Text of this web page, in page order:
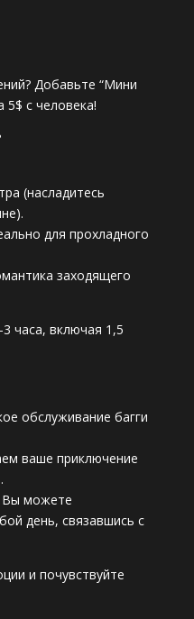
Добавьте “Мини
5$ с человека!
(насладитесь
для прохладного
заходящего
часа, включая 1,5
обслуживание багги
ваше приключение
Вы можете
день, связавшись с
и почувствуйте